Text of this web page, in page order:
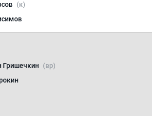
(к)
Гришечкин
(вр)